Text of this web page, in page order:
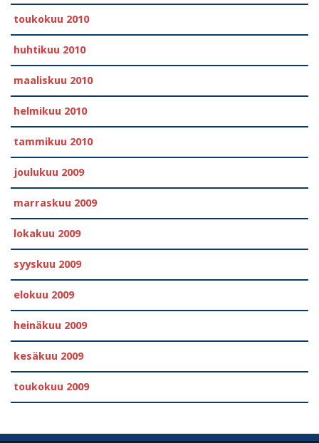
toukokuu 2010
huhtikuu 2010
maaliskuu 2010
helmikuu 2010
tammikuu 2010
joulukuu 2009
marraskuu 2009
lokakuu 2009
syyskuu 2009
elokuu 2009
heinäkuu 2009
kesäkuu 2009
toukokuu 2009